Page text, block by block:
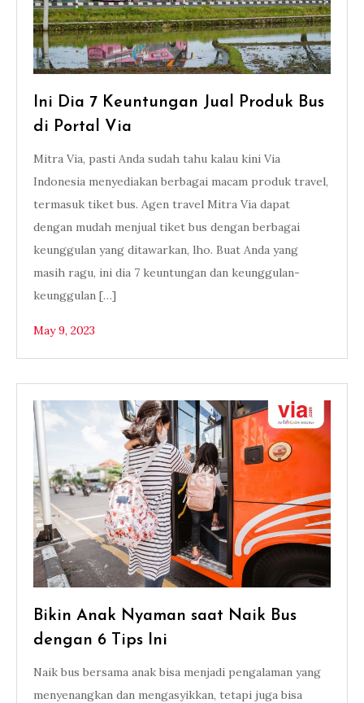
Ini Dia 7 Keuntungan Jual Produk Bus
di Portal Via
Mitra Via, pasti Anda sudah tahu kalau kini Via
Indonesia menyediakan berbagai macam produk travel,
termasuk tiket bus. Agen travel Mitra Via dapat
dengan mudah menjual tiket bus dengan berbagai
keunggulan yang ditawarkan, lho. Buat Anda yang
masih ragu, ini dia 7 keuntungan dan keunggulan-
keunggulan […]
May 9, 2023
Bikin Anak Nyaman saat Naik Bus
dengan 6 Tips Ini
Naik bus bersama anak bisa menjadi pengalaman yang
menyenangkan dan mengasyikkan, tetapi juga bisa